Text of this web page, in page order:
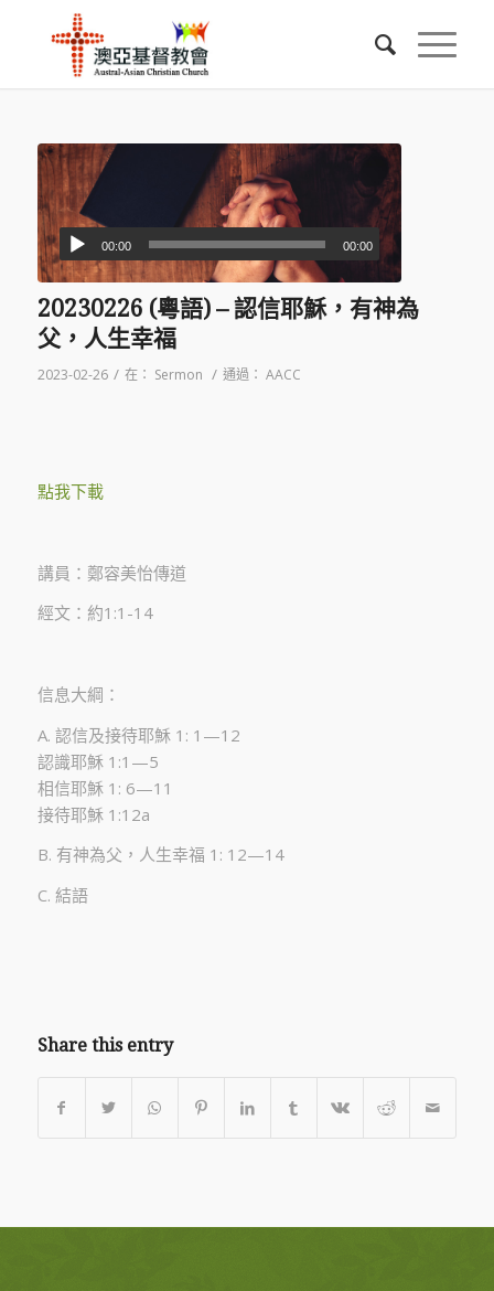
00:00 00:00
20230226 (粵語) – 認信耶穌，有神為
父，人生幸福
2023-02-26 / 在： Sermon / 通過： AACC
點我下載
講員：鄭容美怡傳道
經文：約1:1-14
信息大綱：
A. 認信及接待耶穌 1: 1—12
認識耶穌 1:1—5
相信耶穌 1: 6—11
接待耶穌 1:12a
B. 有神為父，人生幸福 1: 12—14
C. 結語
Share this entry